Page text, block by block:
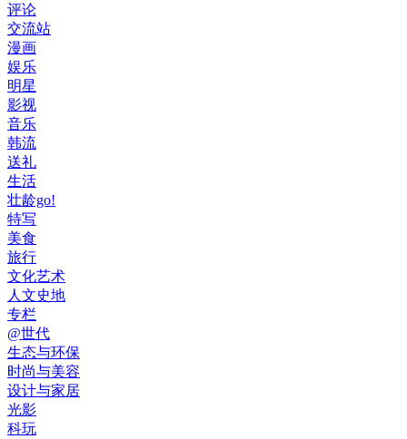
评论
交流站
漫画
娱乐
明星
影视
音乐
韩流
送礼
生活
壮龄go!
特写
美食
旅行
文化艺术
人文史地
专栏
@世代
生态与环保
时尚与美容
设计与家居
光影
科玩